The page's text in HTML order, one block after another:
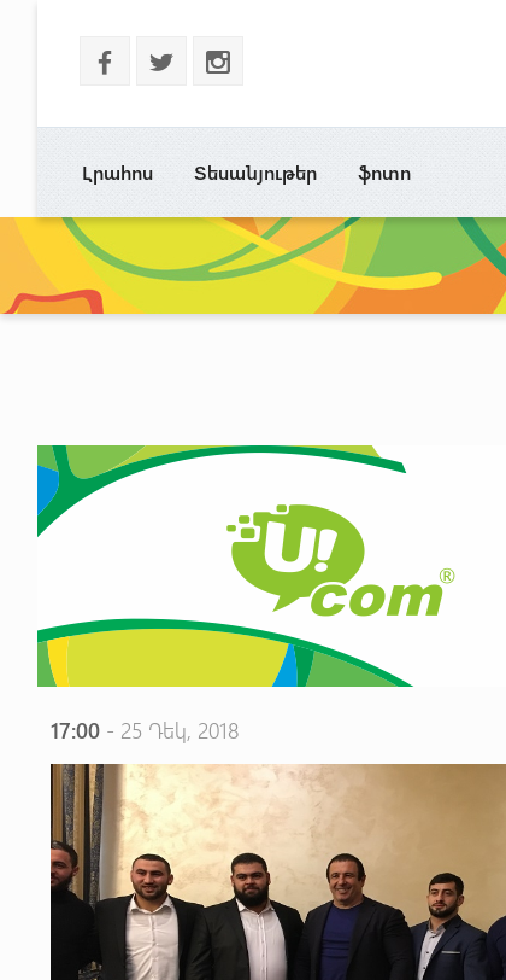
b a x
Լրահոս Տեսանյութեր ֆոտո
17:00 - 25 Դեկ, 2018